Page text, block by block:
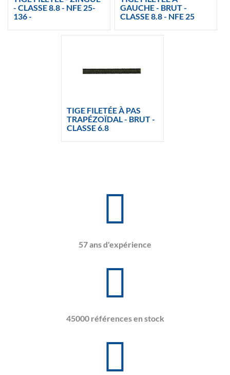
- CLASSE 8.8 - NFE 25-
136 -
GAUCHE - BRUT -
CLASSE 8.8 - NFE 25
TIGE FILETÉE À PAS
TRAPÉZOÏDAL - BRUT -
CLASSE 6.8
57 ans d'expérience
45000 références en stock